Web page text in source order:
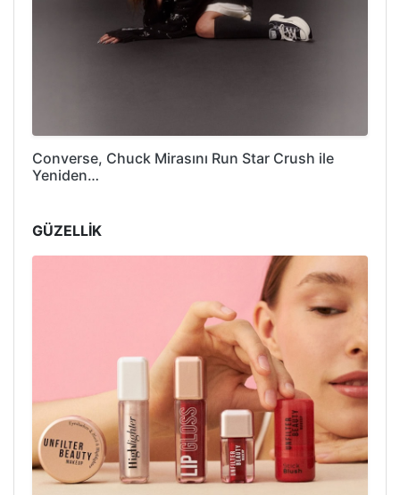
Converse, Chuck Mirasını Run Star Crush ile
Yeniden…
GÜZELLİK